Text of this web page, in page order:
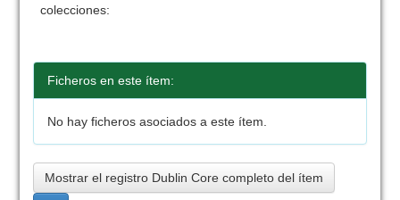
colecciones:
Ficheros en este ítem:
No hay ficheros asociados a este ítem.
Mostrar el registro Dublin Core completo del ítem